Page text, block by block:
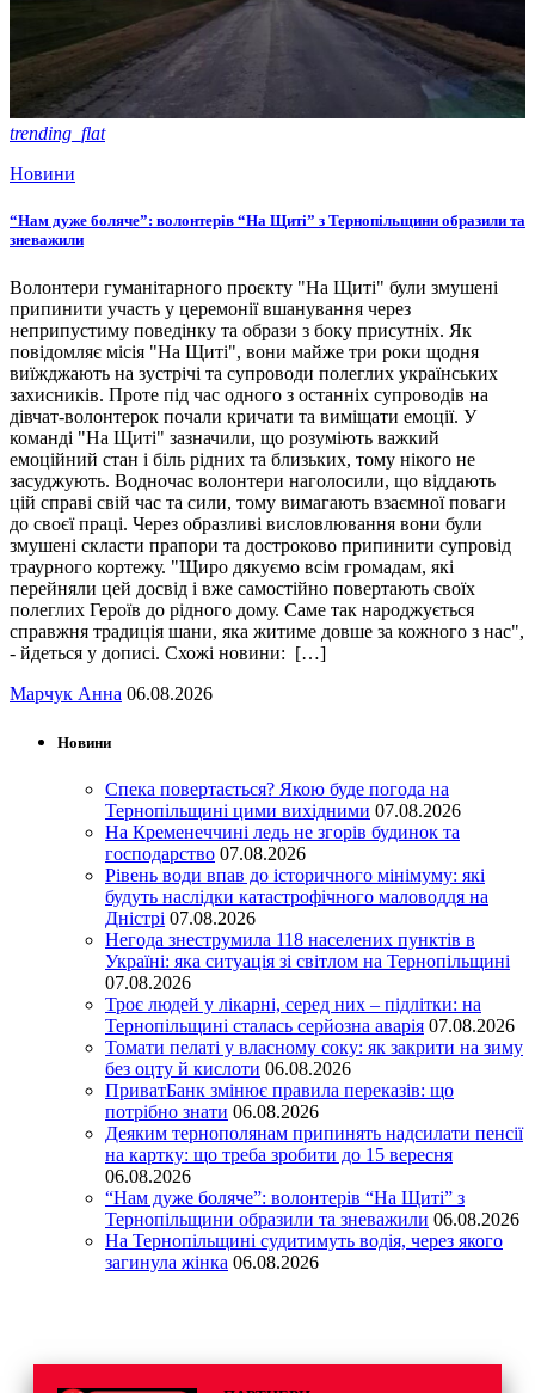
trending_flat
Новини
“Нам дуже боляче”: волонтерів “На Щиті” з Тернопільщини образили та
зневажили
Волонтери гуманітарного проєкту "На Щиті" були змушені
припинити участь у церемонії вшанування через
неприпустиму поведінку та образи з боку присутніх. Як
повідомляє місія "На Щиті", вони майже три роки щодня
виїжджають на зустрічі та супроводи полеглих українських
захисників. Проте під час одного з останніх супроводів на
дівчат-волонтерок почали кричати та виміщати емоції. У
команді "На Щиті" зазначили, що розуміють важкий
емоційний стан і біль рідних та близьких, тому нікого не
засуджують. Водночас волонтери наголосили, що віддають
цій справі свій час та сили, тому вимагають взаємної поваги
до своєї праці. Через образливі висловлювання вони були
змушені скласти прапори та достроково припинити супровід
траурного кортежу. "Щиро дякуємо всім громадам, які
перейняли цей досвід і вже самостійно повертають своїх
полеглих Героїв до рідного дому. Саме так народжується
справжня традиція шани, яка житиме довше за кожного з нас",
- йдеться у дописі. Схожі новини: […]
Марчук Анна 06.08.2026
Новини
Спека повертається? Якою буде погода на
Тернопільщині цими вихідними 07.08.2026
На Кременеччині ледь не згорів будинок та
господарство 07.08.2026
Рівень води впав до історичного мінімуму: які
будуть наслідки катастрофічного маловоддя на
Дністрі 07.08.2026
Негода знеструмила 118 населених пунктів в
Україні: яка ситуація зі світлом на Тернопільщині
07.08.2026
Троє людей у лікарні, серед них – підлітки: на
Тернопільщині сталась серйозна аварія 07.08.2026
Томати пелаті у власному соку: як закрити на зиму
без оцту й кислоти 06.08.2026
ПриватБанк змінює правила переказів: що
потрібно знати 06.08.2026
Деяким тернополянам припинять надсилати пенсії
на картку: що треба зробити до 15 вересня
06.08.2026
“Нам дуже боляче”: волонтерів “На Щиті” з
Тернопільщини образили та зневажили 06.08.2026
На Тернопільщині судитимуть водія, через якого
загинула жінка 06.08.2026